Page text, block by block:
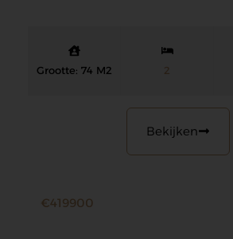
Grootte: 74 M2 2
Bekijken
€419900